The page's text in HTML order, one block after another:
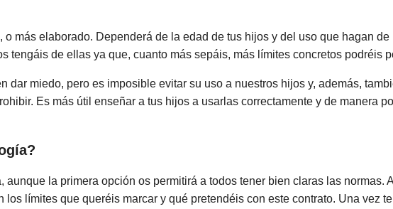
más elaborado. Dependerá de la edad de tus hijos y del uso que hagan de
tengáis de ellas ya que, cuanto más sepáis, más límites concretos podréis
dar miedo, pero es imposible evitar su uso a nuestros hijos y, además,
Es más útil enseñar a tus hijos a usarlas correctamente y de manera
la primera opción os permitirá a todos tener bien claras las normas.
límites que queréis marcar y qué pretendéis con este contrato. Una vez